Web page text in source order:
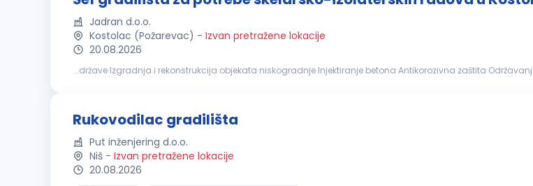
Jadran d.o.o.
Kostolac (Požarevac) - Izvan pretražene lokacije
20.08.2026
Rukovodilac gradilišta
Put inženjering d.o.o.
Niš - Izvan pretražene lokacije
20.08.2026